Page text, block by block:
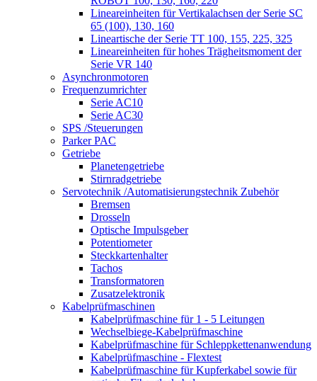
Lineareinheiten für Vertikalachsen der Serie SC
65 (100), 130, 160
Lineartische der Serie TT 100, 155, 225, 325
Lineareinheiten für hohes Trägheitsmoment der
Serie VR 140
Asynchronmotoren
Frequenzumrichter
Serie AC10
Serie AC30
SPS /Steuerungen
Parker PAC
Getriebe
Planetengetriebe
Stirnradgetriebe
Servotechnik /Automatisierungstechnik Zubehör
Bremsen
Drosseln
Optische Impulsgeber
Potentiometer
Steckkartenhalter
Tachos
Transformatoren
Zusatzelektronik
Kabelprüfmaschinen
Kabelprüfmaschine für 1 - 5 Leitungen
Wechselbiege-Kabelprüfmaschine
Kabelprüfmaschine für Schleppkettenanwendung
Kabelprüfmaschine - Flextest
Kabelprüfmaschine für Kupferkabel sowie für